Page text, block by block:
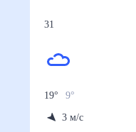
31
19° 9°
3 м/с